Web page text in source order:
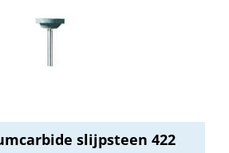
slijpsteen 422